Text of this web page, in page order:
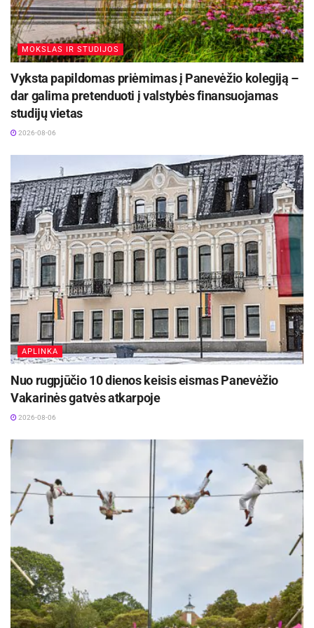
Žymos: Stasys Museum
MOKSLAS IR STUDIJOS
Vyksta papildomas priėmimas į Panevėžio kolegiją –
dar galima pretenduoti į valstybės finansuojamas
studijų vietas
2026-08-06
APLINKA
Nuo rugpjūčio 10 dienos keisis eismas Panevėžio
Vakarinės gatvės atkarpoje
2026-08-06